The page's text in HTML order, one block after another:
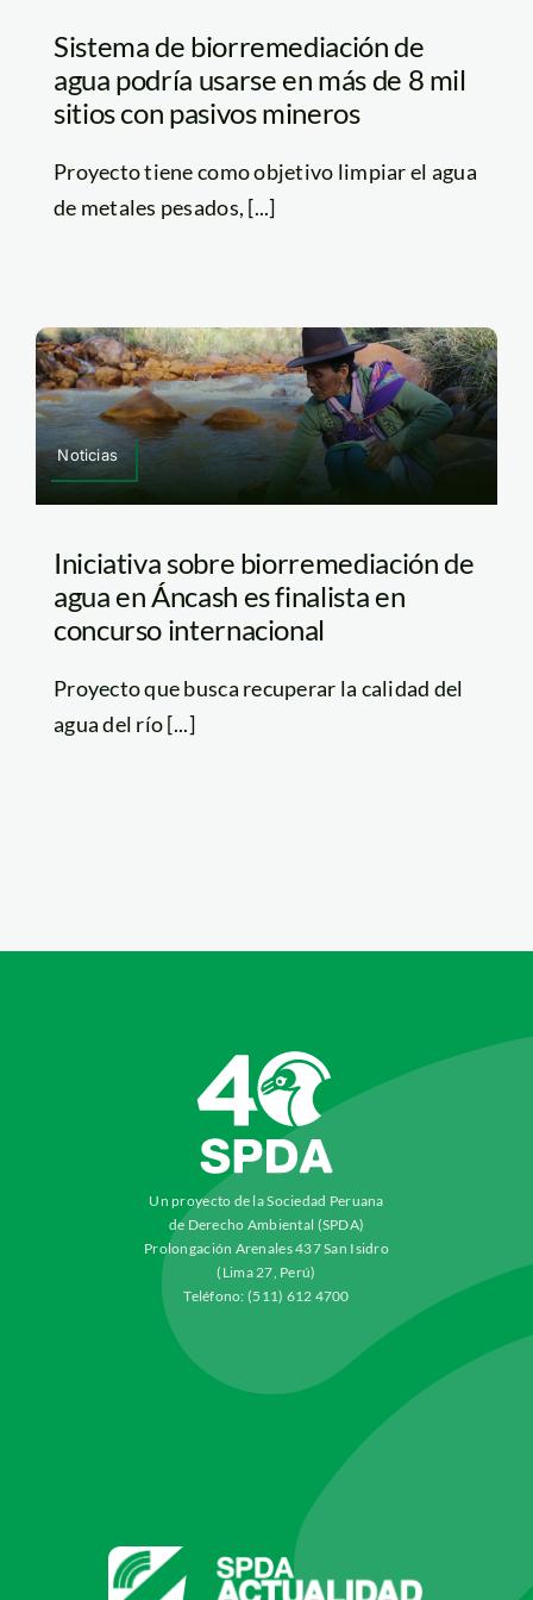
Sistema de biorremediación de
agua podría usarse en más de 8 mil
sitios con pasivos mineros
Proyecto tiene como objetivo limpiar el agua
de metales pesados, [...]
Noticias
Iniciativa sobre biorremediación de
agua en Áncash es finalista en
concurso internacional
Proyecto que busca recuperar la calidad del
agua del río [...]
Un proyecto de la Sociedad Peruana
de Derecho Ambiental (SPDA)
Prolongación Arenales 437 San Isidro
(Lima 27, Perú)
Teléfono: (511) 612 4700